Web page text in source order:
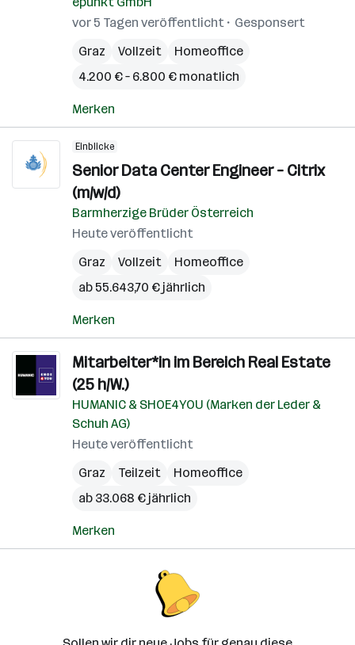
vor 5 Tagen veröffentlicht
Gesponsert
Graz
Vollzeit
Homeoffice
4.200 € – 6.800 € monatlich
Merken
Einblicke
Senior Data Center Engineer – Citrix
(m/w/d)
Barmherzige Brüder Österreich
Heute veröffentlicht
Graz
Vollzeit
Homeoffice
ab 55.643,70 € jährlich
Merken
Mitarbeiter*in im Bereich Real Estate
(25 h/W.)
HUMANIC & SHOE4YOU (Marken der Leder &
Schuh AG)
Heute veröffentlicht
Graz
Teilzeit
Homeoffice
ab 33.068 € jährlich
Merken